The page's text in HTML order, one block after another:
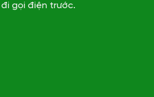
đi gọi điện trước.